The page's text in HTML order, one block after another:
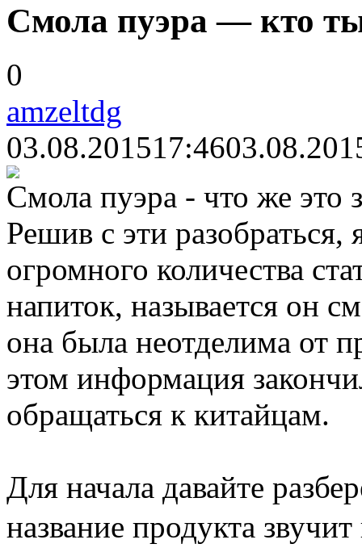
Смола пуэра — кто
0
amzeltdg
03.08.201517:46
Смола пуэра - что же это
Решив с эти
огромного количества
напиток, называется он
она была неотделима от
этом информация
обращаться к китайцам.
Для начала давайте
название продукта